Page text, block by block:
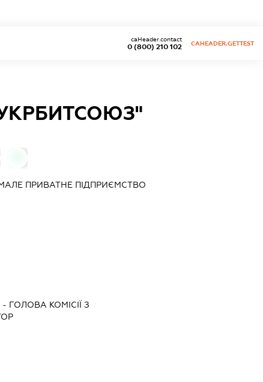
0 (800) 210 102
caHeader.contact
CAHEADER.GETTEST
ПРИВАТНЕ ПІДПРИЄМСТВО
- ГОЛОВА КОМІСІЇ З